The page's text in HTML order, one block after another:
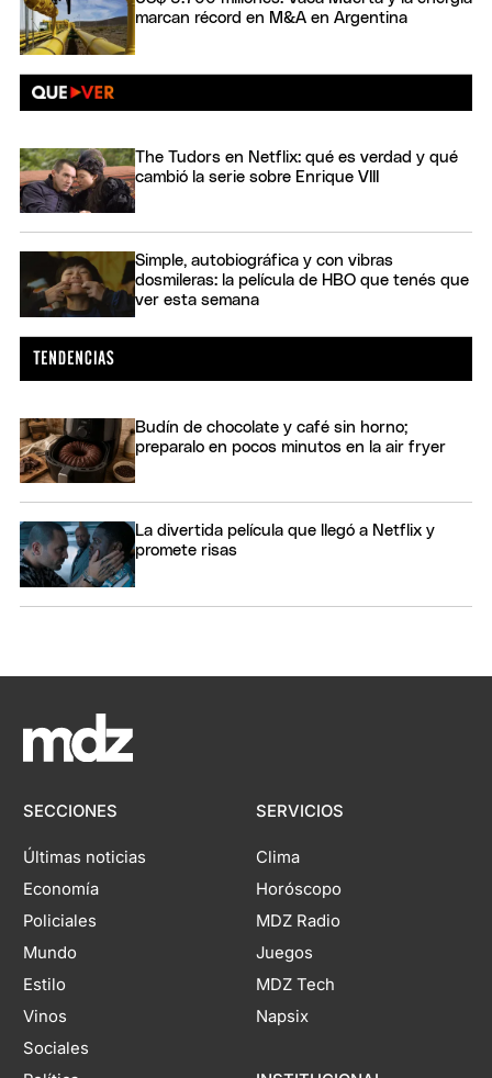
marcan récord en M&A en Argentina
The Tudors en Netflix: qué es verdad y qué
cambió la serie sobre Enrique VIII
Simple, autobiográfica y con vibras
dosmileras: la película de HBO que tenés que
ver esta semana
Budín de chocolate y café sin horno;
preparalo en pocos minutos en la air fryer
La divertida película que llegó a Netflix y
promete risas
SECCIONES
Últimas noticias
Economía
Policiales
Mundo
Estilo
Vinos
Sociales
SERVICIOS
Clima
Horóscopo
MDZ Radio
Juegos
MDZ Tech
Napsix